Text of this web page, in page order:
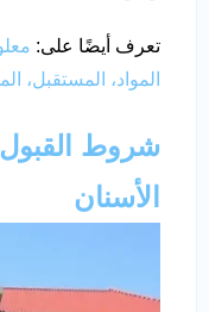
تعرف أيضًا على:
المواد، المستقبل،
شروط
الأسنان